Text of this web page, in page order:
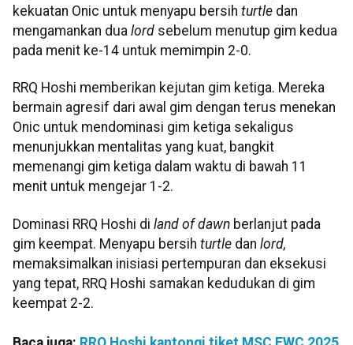
kekuatan Onic untuk menyapu bersih turtle dan
mengamankan dua lord sebelum menutup gim kedua
pada menit ke-14 untuk memimpin 2-0.
RRQ Hoshi memberikan kejutan gim ketiga. Mereka
bermain agresif dari awal gim dengan terus menekan
Onic untuk mendominasi gim ketiga sekaligus
menunjukkan mentalitas yang kuat, bangkit
memenangi gim ketiga dalam waktu di bawah 11
menit untuk mengejar 1-2.
Dominasi RRQ Hoshi di land of dawn berlanjut pada
gim keempat. Menyapu bersih turtle dan lord,
memaksimalkan inisiasi pertempuran dan eksekusi
yang tepat, RRQ Hoshi samakan kedudukan di gim
keempat 2-2.